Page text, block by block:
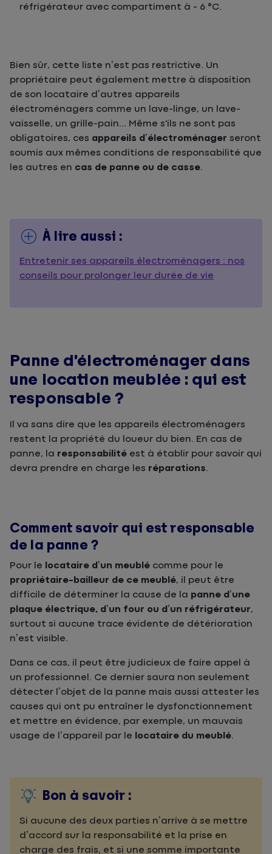
réfrigérateur avec compartiment à - 6 °C.
Bien sûr, cette liste n’est pas restrictive. Un
propriétaire peut également mettre à disposition
de son locataire d’autres appareils
électroménagers comme un lave-linge, un lave-
vaisselle, un grille-pain... Même s'ils ne sont pas
obligatoires, ces appareils d’électroménager seront
soumis aux mêmes conditions de responsabilité que
les autres en cas de panne ou de casse.
À lire aussi :
Entretenir ses appareils électroménagers : nos
conseils pour prolonger leur durée de vie
Panne d’électroménager dans
une location meublée : qui est
responsable ?
Il va sans dire que les appareils électroménagers
restent la propriété du loueur du bien. En cas de
panne, la responsabilité est à établir pour savoir qui
devra prendre en charge les réparations.
Comment savoir qui est responsable
de la panne ?
Pour le locataire d’un meublé comme pour le
propriétaire-bailleur de ce meublé, il peut être
difficile de déterminer la cause de la panne d’une
plaque électrique, d’un four ou d’un réfrigérateur,
surtout si aucune trace évidente de détérioration
n’est visible.
Dans ce cas, il peut être judicieux de faire appel à
un professionnel. Ce dernier saura non seulement
détecter l’objet de la panne mais aussi attester les
causes qui ont pu entraîner le dysfonctionnement
et mettre en évidence, par exemple, un mauvais
usage de l’appareil par le locataire du meublé.
Bon à savoir :
Si aucune des deux parties n’arrive à se mettre
d’accord sur la responsabilité et la prise en
charge des frais, et si une somme importante